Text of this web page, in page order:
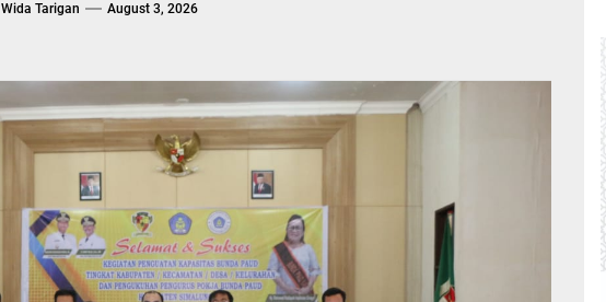
Wida Tarigan August 3, 2026